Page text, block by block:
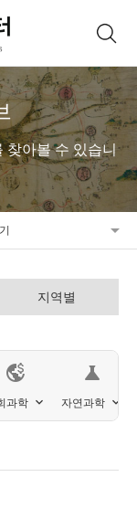
찾아볼 수 있습니
지역별
과학
science
자연과학